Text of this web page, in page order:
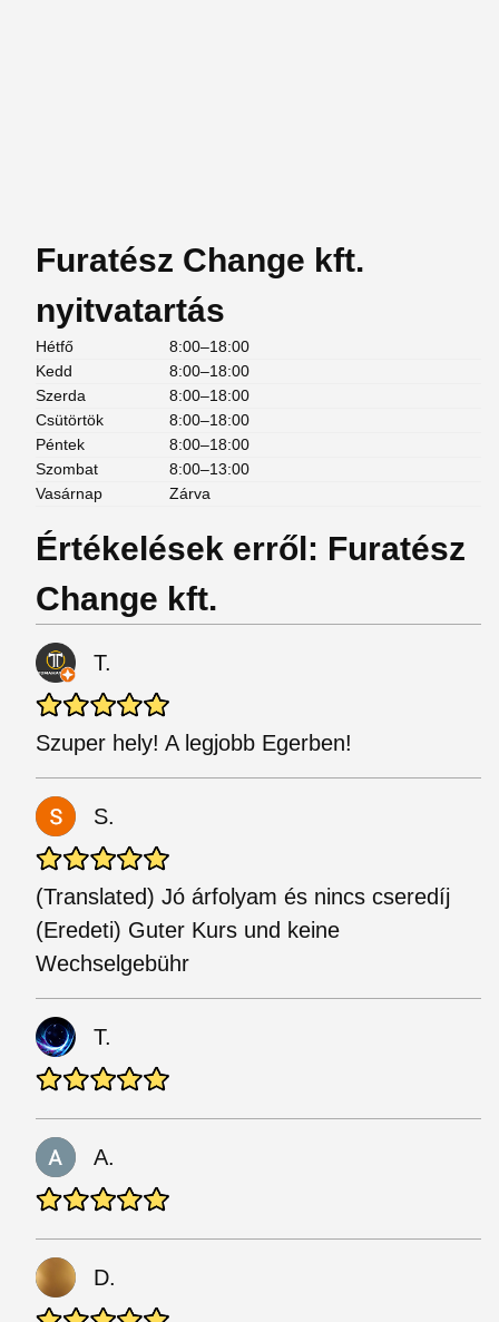
Furatész Change kft.
nyitvatartás
Hétfő
8:00–18:00
Kedd
8:00–18:00
Szerda
8:00–18:00
Csütörtök
8:00–18:00
Péntek
8:00–18:00
Szombat
8:00–13:00
Vasárnap
Zárva
Értékelések erről: Furatész
Change kft.
T.
Szuper hely! A legjobb Egerben!
S.
(Translated) Jó árfolyam és nincs cseredíj
(Eredeti) Guter Kurs und keine
Wechselgebühr
T.
A.
D.